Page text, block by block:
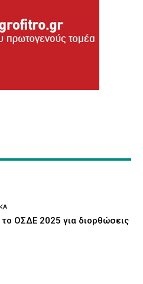
το ΟΣΔΕ 2025 για διορθώσεις